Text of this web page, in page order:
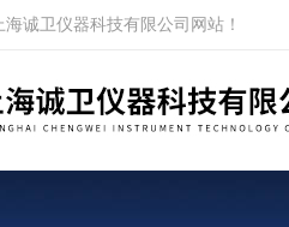
诚卫仪器科技有限公司网站！